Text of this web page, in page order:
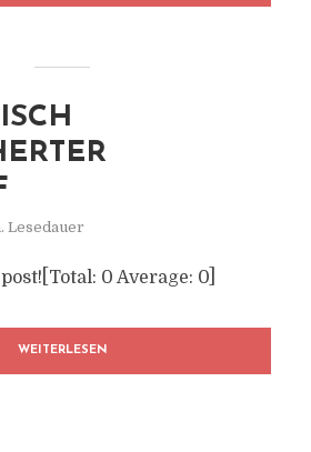
Lesedauer
0 Average: 0]
WEITERLESEN